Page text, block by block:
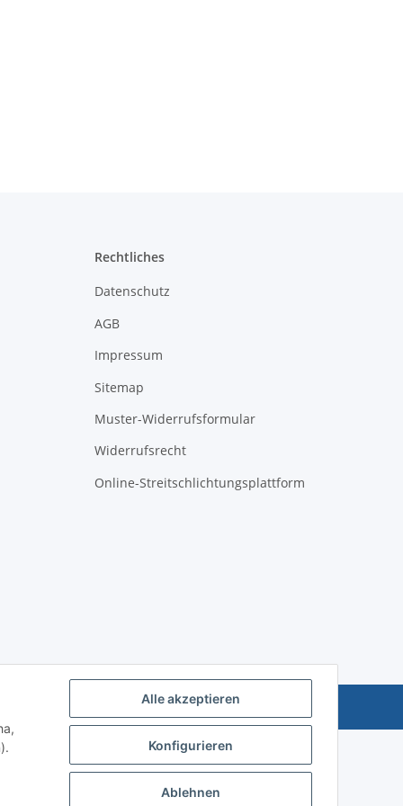
Alle akzeptieren
Konfigurieren
Ablehnen
Rechtliches
Datenschutz
AGB
Impressum
Sitemap
Muster-Widerrufsformular
Widerrufsrecht
Online-Streitschlichtungsplattform
Powered by